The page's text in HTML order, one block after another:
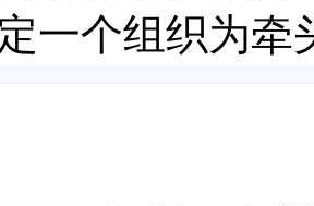
一个组织为牵